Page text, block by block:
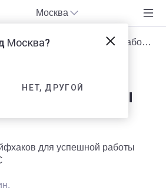
Москва
Статьи 5 лайфхаков для работы с 1С
для работы
для успешной работы
Москва?
НЕТ, ДРУГОЙ